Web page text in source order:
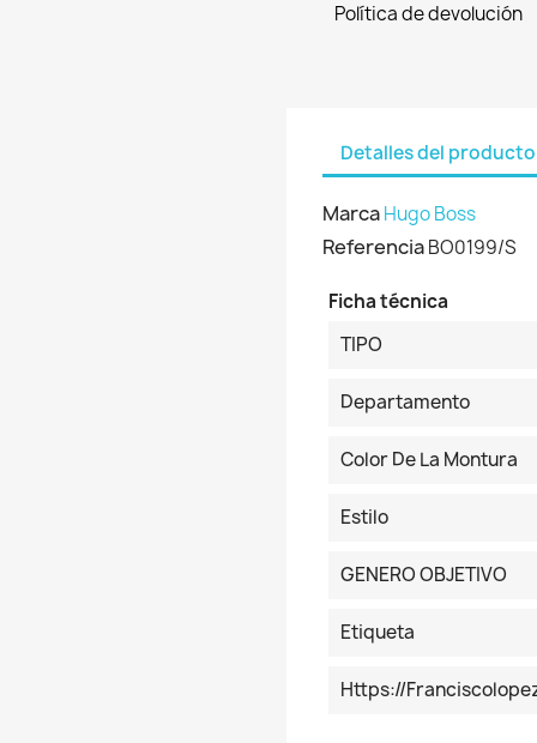
Política de devolución
Detalles del producto
MarcaHugo Boss
ReferenciaBO0199/S
Ficha técnica
TIPO
Departamento
Color De La Montura
Estilo
GENERO OBJETIVO
Etiqueta
Https://